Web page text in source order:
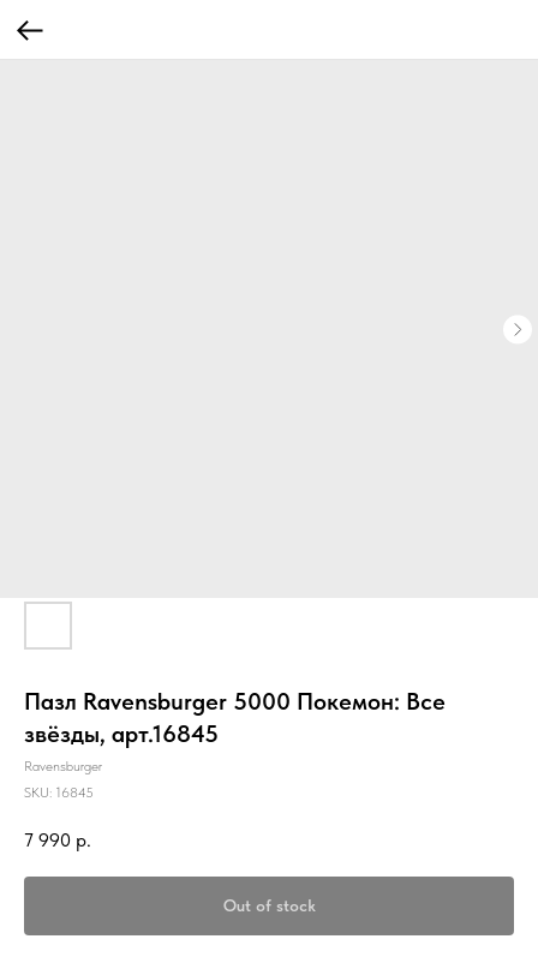
Пазл Ravensburger 5000 Покемон: Все
звёзды, арт.16845
Ravensburger
SKU: 16845
7 990 р.
Out of stock